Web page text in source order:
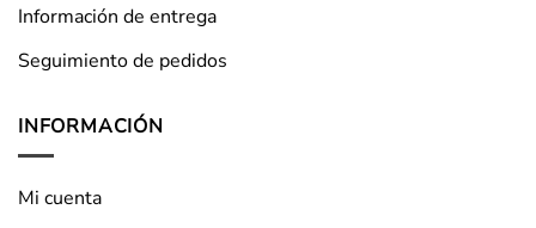
Información de entrega
Seguimiento de pedidos
INFORMACIÓN
Mi cuenta